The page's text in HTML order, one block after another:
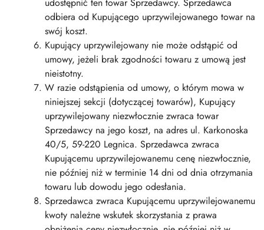
odbiera od Kupującego uprzywilejowanego towar na
swój koszt.
Kupujący uprzywilejowany nie może odstąpić od
umowy, jeżeli brak zgodności towaru z umową jest
nieistotny.
W razie odstąpienia od umowy, o którym mowa w
niniejszej sekcji (dotyczącej towarów), Kupujący
uprzywilejowany niezwłocznie zwraca towar
Sprzedawcy na jego koszt, na adres ul. Karkonoska
40/5, 59-220 Legnica. Sprzedawca zwraca
Kupującemu uprzywilejowanemu cenę niezwłocznie,
nie później niż w terminie 14 dni od dnia otrzymania
towaru lub dowodu jego odesłania.
Sprzedawca zwraca Kupującemu uprzywilejowanemu
kwoty należne wskutek skorzystania z prawa